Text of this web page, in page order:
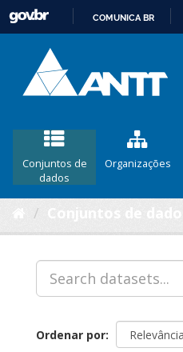
COMUNICA BR
Conjuntos de
dados
Organizações
Ordenar por